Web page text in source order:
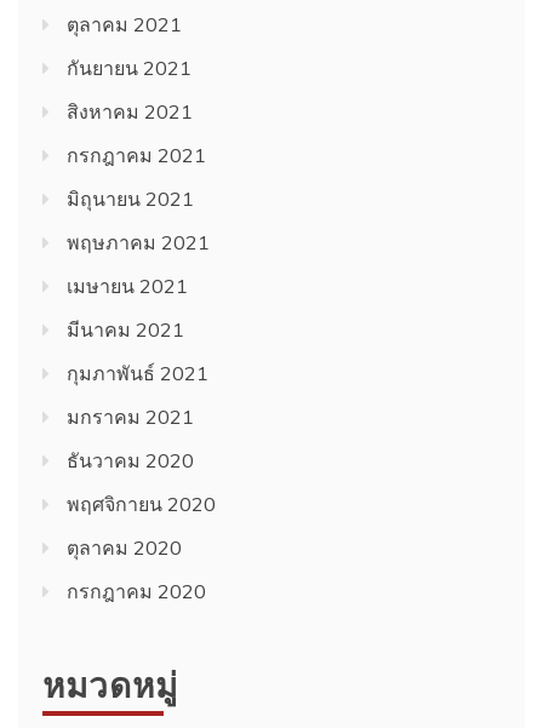
ตุลาคม 2021
กันยายน 2021
สิงหาคม 2021
กรกฎาคม 2021
มิถุนายน 2021
พฤษภาคม 2021
เมษายน 2021
มีนาคม 2021
กุมภาพันธ์ 2021
มกราคม 2021
ธันวาคม 2020
พฤศจิกายน 2020
ตุลาคม 2020
กรกฎาคม 2020
หมวดหมู่